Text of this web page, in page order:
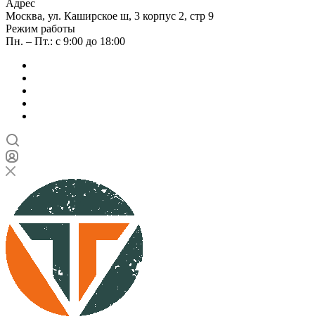
Адрес
Москва, ул. Каширское ш, 3 корпус 2, стр 9
Режим работы
Пн. – Пт.: с 9:00 до 18:00